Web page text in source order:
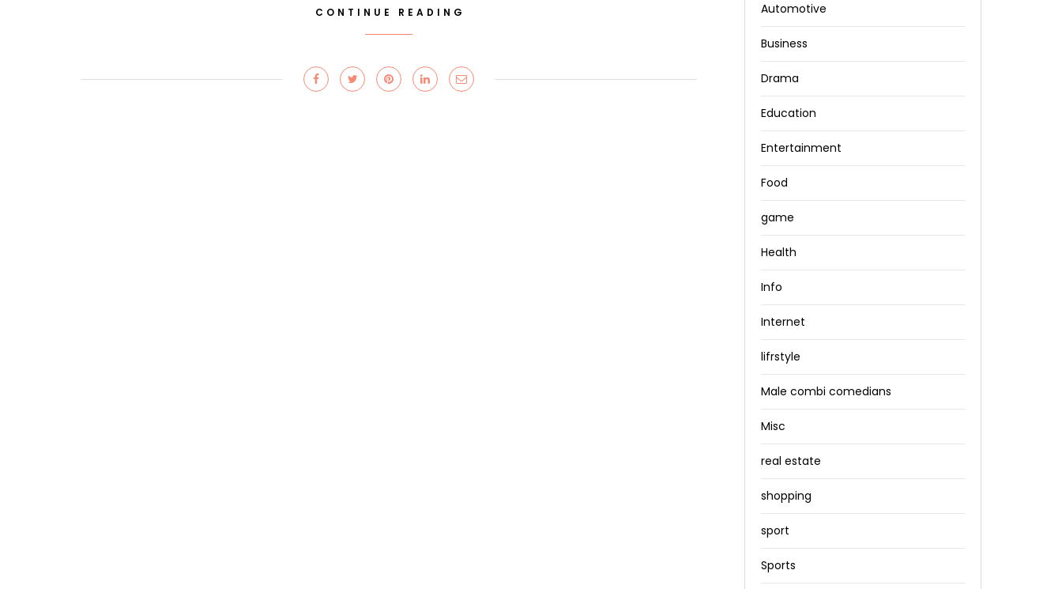
CONTINUE READING Automotive
Business
Drama
Education
Entertainment
Food
game
Health
Info
Internet
lifrstyle
Male combi comedians
Misc
real estate
shopping
sport
Sports